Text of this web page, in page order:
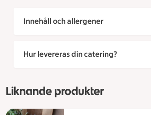
Innehåll och allergener
Hur levereras din catering?
Liknande produkter